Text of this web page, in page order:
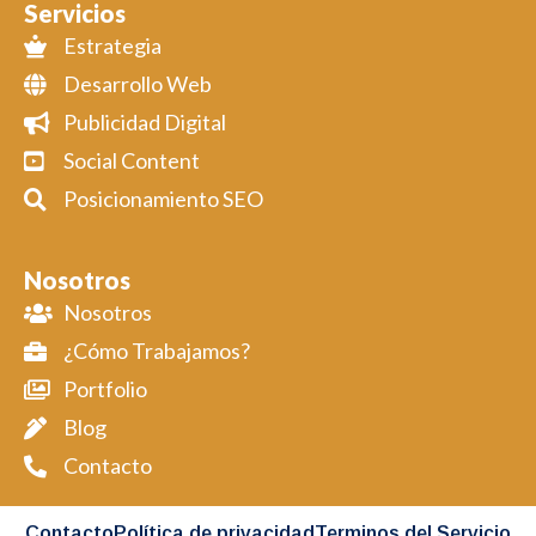
Servicios
Estrategia
Desarrollo Web
Publicidad Digital
Social Content
Posicionamiento SEO
Nosotros
Nosotros
¿Cómo Trabajamos?
Portfolio
Blog
Contacto